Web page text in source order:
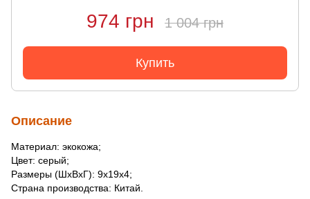
974 грн 1 004 грн
Купить
Описание
Материал: экокожа;
Цвет: серый;
Размеры (ШхВхГ): 9х19х4;
Страна производства: Китай.